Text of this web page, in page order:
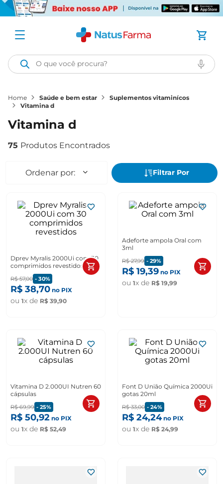
O que você procura?
saúde e bem estar
suplementos vitaminícos
vitamina d
vitamina d
75
Dprev Myralis 2000Ui com 30
comprimidos revestidos
R$ 57,00 - 30%
R$ 38,70 no PIX
ou 1x de R$ 39,90
Adeforte ampola Oral com
3ml
R$ 27,99 - 29%
R$ 19,39 no PIX
ou 1x de R$ 19,99
Vitamina D 2.000UI Nutren 60
cápsulas
R$ 69,99 - 25%
R$ 50,92 no PIX
ou 1x de R$ 52,49
Font D União Química 2000Ui
gotas 20ml
R$ 33,00 - 24%
R$ 24,24no PIX
ou 1x de R$ 24,99